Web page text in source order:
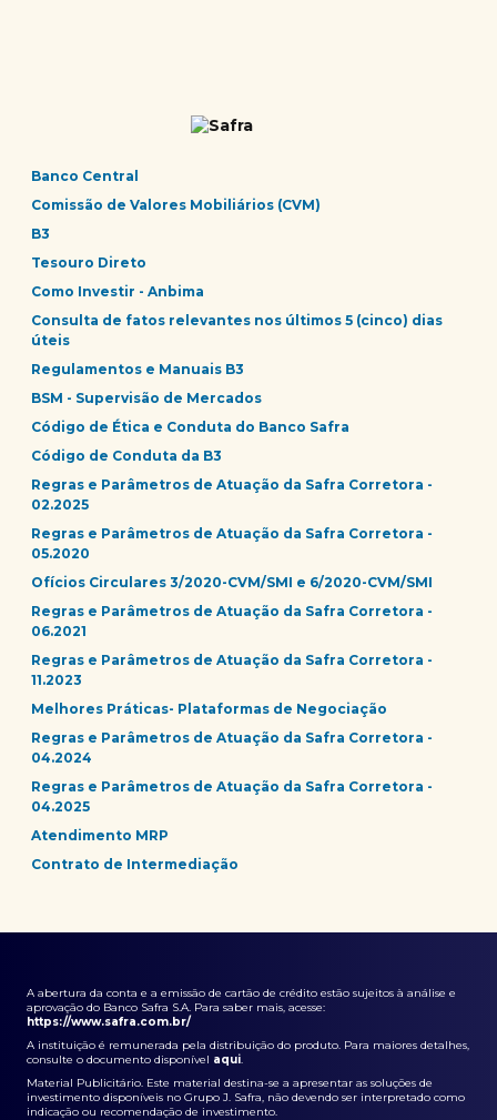
Banco Central
Comissão de Valores Mobiliários (CVM)
B3
Tesouro Direto
Como Investir - Anbima
Consulta de fatos relevantes nos últimos 5 (cinco) dias
úteis
Regulamentos e Manuais B3
BSM - Supervisão de Mercados
Código de Ética e Conduta do Banco Safra
Código de Conduta da B3
Regras e Parâmetros de Atuação da Safra Corretora -
02.2025
Regras e Parâmetros de Atuação da Safra Corretora -
05.2020
Ofícios Circulares 3/2020-CVM/SMI e 6/2020-CVM/SMI
Regras e Parâmetros de Atuação da Safra Corretora -
06.2021
Regras e Parâmetros de Atuação da Safra Corretora -
11.2023
Melhores Práticas- Plataformas de Negociação
Regras e Parâmetros de Atuação da Safra Corretora -
04.2024
Regras e Parâmetros de Atuação da Safra Corretora -
04.2025
Atendimento MRP
Contrato de Intermediação
A abertura da conta e a emissão de cartão de crédito estão sujeitos à análise e
aprovação do Banco Safra S.A. Para saber mais, acesse:
https://www.safra.com.br/
A instituição é remunerada pela distribuição do produto. Para maiores detalhes,
consulte o documento disponível aqui.
Material Publicitário. Este material destina-se a apresentar as soluções de
investimento disponíveis no Grupo J. Safra, não devendo ser interpretado como
indicação ou recomendação de investimento.